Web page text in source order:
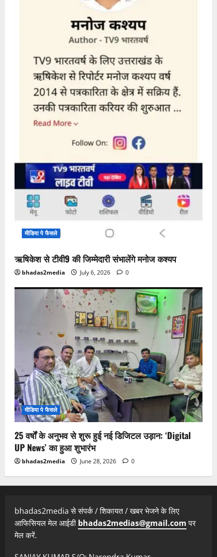
मीडिया पे फैसले
ऋषिकेश से टीवी9 की जिम्मेदारी संभालेंगे मनोज कश्यप
bhadas2media July 6, 2026 0
मीडिया पे फैसले
25 वर्षों के अनुभव से शुरू हुई नई डिजिटल उड़ान: ‘Digital
UP News’ का हुआ शुभारंभ
bhadas2media June 28, 2026 0
bhadas2media से संपर्क / शिकायत / खबर भेजने के लिए
आफिसियल मेल आईडी bhadas2medias@gmail.comपर
मेल करें.